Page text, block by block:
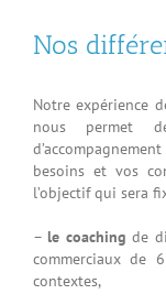
Nos
Notre expérience
nous permet
besoins et vos
l’objectif qui sera
– le coaching de
commerciaux de
contextes,